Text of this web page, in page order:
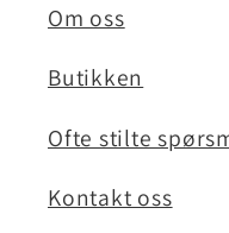
Om oss
Butikken
Ofte stilte
Kontakt oss